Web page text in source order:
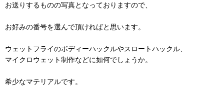
お送りするものの写真となっておりますので、
お好みの番号を選んで頂ければと思います。
ウェットフライのボディーハックルやスロートハックル、
マイクロウェット制作などに如何でしょうか。
希少なマテリアルです。